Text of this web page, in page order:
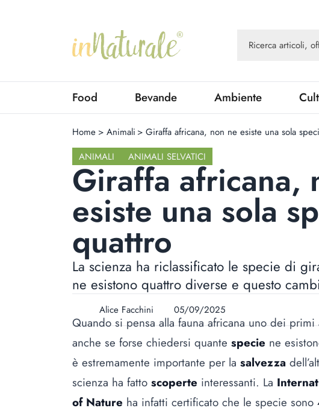
Food Bevande Ambiente
Home > Animali > Giraffa africana, non ne esiste una sola
ANIMALI
ANIMALI SELVATICI
Giraffa africana,
esiste una sola
quattro
La scienza ha riclassificato le specie di
ne esistono quattro diverse e questo
Alice Facchini 05/09/2025
Quando si pensa alla fauna africana uno dei
anche se forse chiedersi quante specie ne
è estremamente importante per la salvezza
scienza ha fatto scoperte interessanti. La
of Nature ha infatti certificato che le specie sono